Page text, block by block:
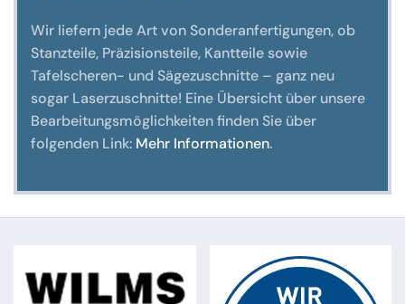
Wir liefern jede Art von Sonderanfertigungen, ob
Stanzteile, Präzisionsteile, Kantteile sowie
Tafelscheren- und Sägezuschnitte – ganz neu
sogar Laserzuschnitte! Eine Übersicht über unsere
Bearbeitungsmöglichkeiten finden Sie über
folgenden Link: Mehr Informationen.